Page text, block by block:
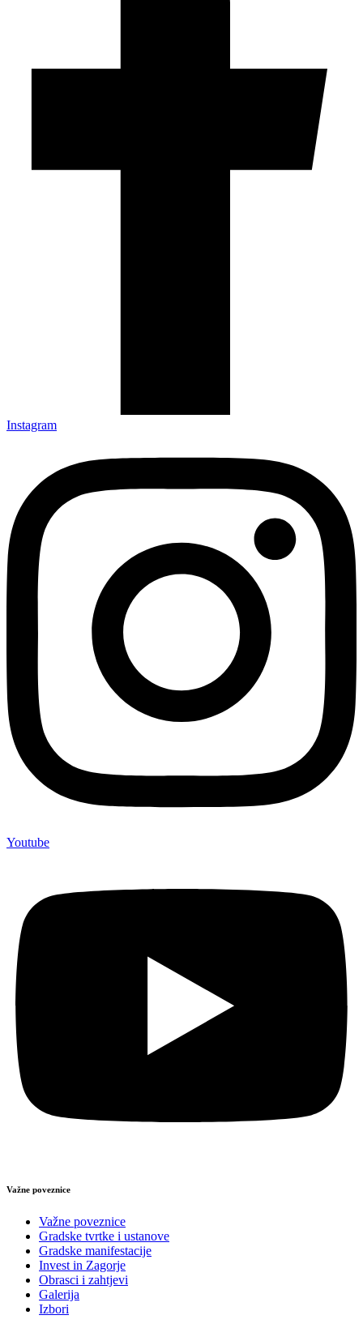
Instagram
Youtube
Važne poveznice
Važne poveznice
Gradske tvrtke i ustanove
Gradske manifestacije
Invest in Zagorje
Obrasci i zahtjevi
Galerija
Izbori